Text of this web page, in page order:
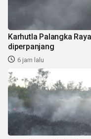
Karhutla Palangka
diperpanjang
6 jam lalu